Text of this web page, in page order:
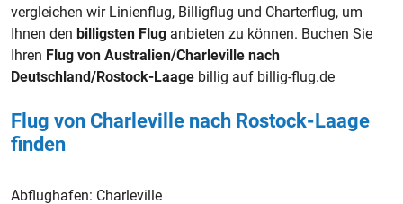
vergleichen wir Linienflug, Billigflug und Charterflug, um
Ihnen den billigsten Flug anbieten zu können. Buchen Sie
Ihren Flug von Australien/Charleville nach
Deutschland/Rostock-Laage billig auf billig-flug.de
Flug von Charleville nach Rostock-Laage
finden
Abflughafen: Charleville